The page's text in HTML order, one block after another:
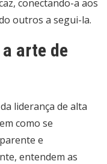
conectando-a aos
outros a segui-la.
arte de
liderança de alta
como se
e
entendem as